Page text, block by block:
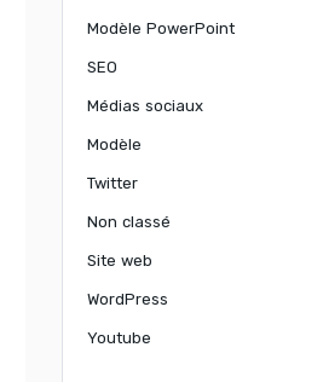
Modèle PowerPoint
SEO
Médias sociaux
Modèle
Twitter
Non classé
Site web
WordPress
Youtube